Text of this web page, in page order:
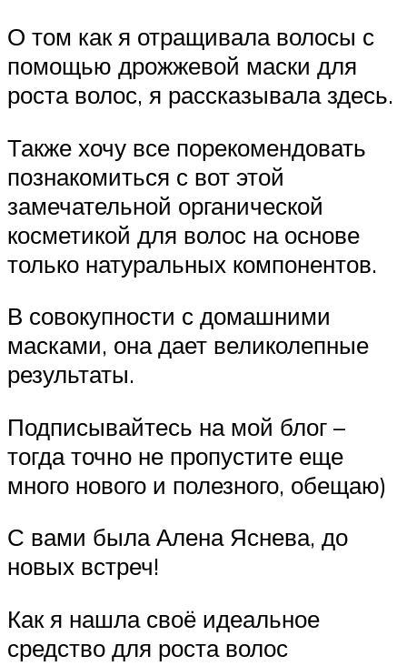
О том как я отращивала волосы с
помощью дрожжевой маски для
роста волос, я рассказывала здесь.
Также хочу все порекомендовать
познакомиться с вот этой
замечательной органической
косметикой для волос на основе
только натуральных компонентов.
В совокупности с домашними
масками, она дает великолепные
результаты.
Подписывайтесь на мой блог –
тогда точно не пропустите еще
много нового и полезного, обещаю)
С вами была Алена Яснева, до
новых встреч!
Как я нашла своё идеальное
средство для роста волос